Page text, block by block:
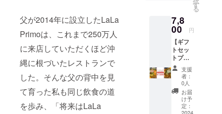
父が2014年に設立したLaLa
Primoは、これまで250万人
に来店していただくほど沖
縄に根づいたレストランで
した。そんな父の背中を見
て育った私も同じ飲食の道
を歩み、「将来はLaLa
をご確
認くだ
さい。
原材料
及び添
加物等
の食品
表示は
お届け
商品の
ラベル
に表記
されま
す。 商
品開封
はバ
キンカ
レーの
みとな
り、画
像は出
来上が
りイ
メージ
です。
盛り付
けはア
レンジ
す
る
7,8
00 円
【ギフ
トセッ
トプラ
ン】 バ
ターチ
キンカ
レー・
キーマ
カレー
支援
者：
0人
お届
け予
定：